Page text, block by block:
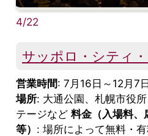
4/22
サッポロ・シティ
営業時間: 7月16日～12月7日
場所: 大通公園、札幌市役
テージなど 料金（入場料、
等） : 場所によって無料・